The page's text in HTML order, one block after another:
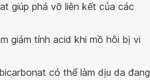
giúp phá vỡ liên kết của các
giảm tính acid khi mồ hôi bị vi
có thể làm dịu da đang